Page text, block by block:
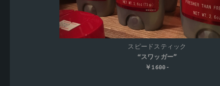
スピードスティック
“スワッガー”
￥1600-